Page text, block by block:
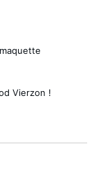
Vierzon !